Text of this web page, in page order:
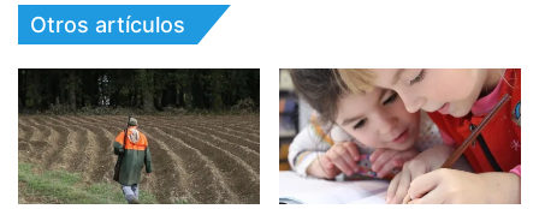
Otros artículos